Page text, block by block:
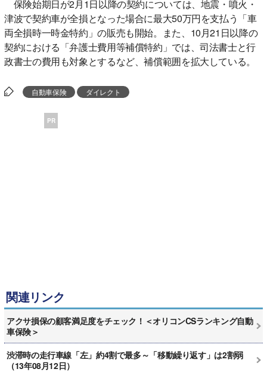
保険始期日が2月1日以降の契約については、地震・噴火・
津波で契約車が全損となった場合に最大50万円を支払う「車
両全損時一時金特約」の販売も開始。また、10月21日以降の
契約における「弁護士費用等補償特約」では、司法書士と行
政書士の費用も対象とするなど、補償範囲を拡大している。
自動車保険 ダイレクト
PR
関連リンク
アクサ損保の顧客満足度をチェック！＜オリコンCSランキング自動
車保険＞
渋滞時の走行車線「左」約4割で最多～「移動繰り返す」は2割弱
（13年08月12日）